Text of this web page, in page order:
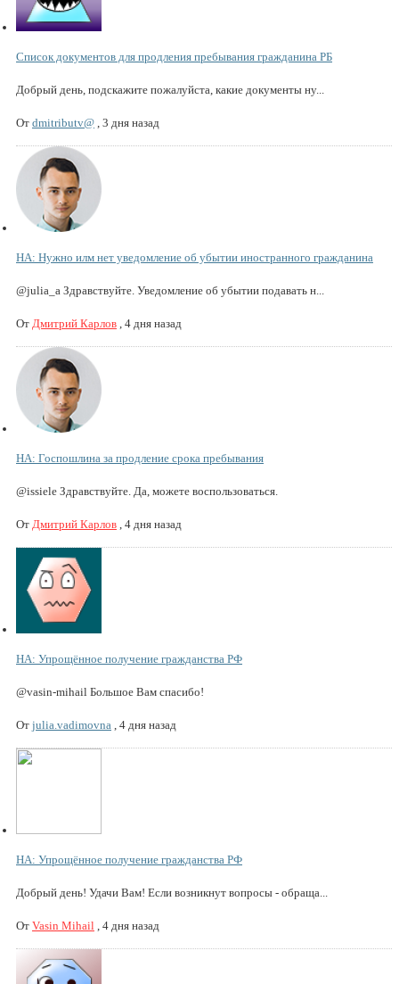
Список документов для продления пребывания гражданина РБ
Добрый день, подскажите пожалуйста, какие документы ну...
От dmitributv@ , 3 дня назад
НА: Нужно илм нет уведомление об убытии иностранного гражданина
@julia_a Здравствуйте. Уведомление об убытии подавать н...
От Дмитрий Карлов , 4 дня назад
НА: Госпошлина за продление срока пребывания
@issiele Здравствуйте. Да, можете воспользоваться.
От Дмитрий Карлов , 4 дня назад
НА: Упрощённое получение гражданства РФ
@vasin-mihail Большое Вам спасибо!
От julia.vadimovna , 4 дня назад
НА: Упрощённое получение гражданства РФ
Добрый день! Удачи Вам! Если возникнут вопросы - обраща...
От Vasin Mihail , 4 дня назад